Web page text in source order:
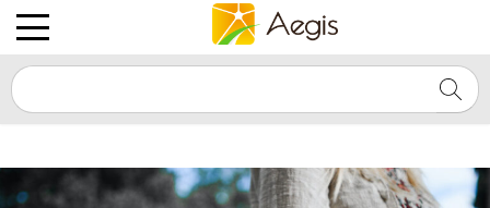
爱奇士
PRIMARY